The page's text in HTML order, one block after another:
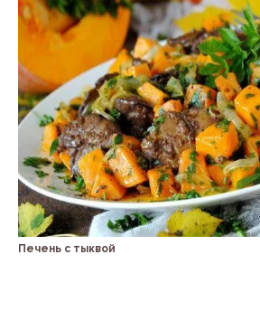
Печень с тыквой